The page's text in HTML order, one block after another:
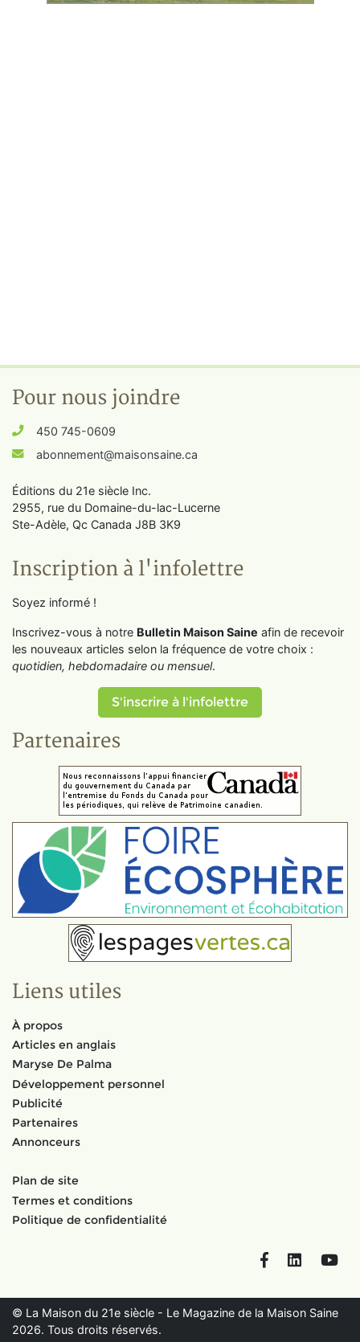
Pour nous joindre
450 745-0609
abonnement@maisonsaine.ca
Éditions du 21e siècle Inc.
2955, rue du Domaine-du-lac-Lucerne
Ste-Adèle, Qc Canada J8B 3K9
Inscription à l'infolettre
Soyez informé !
Inscrivez-vous à notre Bulletin Maison Saine afin de recevoir
les nouveaux articles selon la fréquence de votre choix :
quotidien, hebdomadaire ou mensuel.
S'inscrire à l'infolettre
Partenaires
Liens utiles
À propos
Articles en anglais
Maryse De Palma
Développement personnel
Publicité
Partenaires
Annonceurs
Plan de site
Termes et conditions
Politique de confidentialité
FacebookLinkedIn
© La Maison du 21e siècle - Le Magazine de la Maison Saine
2026. Tous droits réservés.